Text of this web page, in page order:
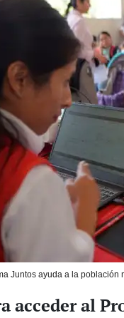
Juntos ayuda a la
acceder al